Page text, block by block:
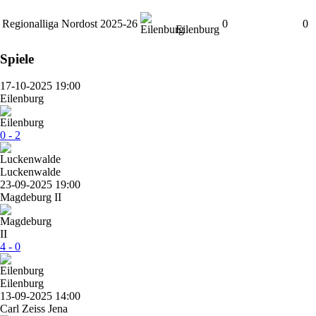
Regionalliga Nordost 2025-26 Eilenburg 0 0
Spiele
17-10-2025 19:00
Eilenburg
0 - 2
Luckenwalde
23-09-2025 19:00
Magdeburg II
4 - 0
Eilenburg
13-09-2025 14:00
Carl Zeiss Jena